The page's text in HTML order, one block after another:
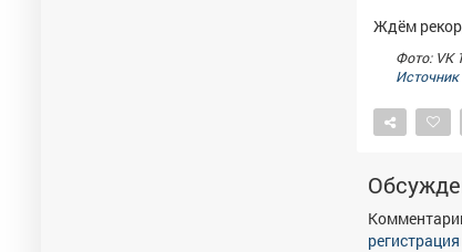
Ждём
Фото: VK
Источник
регистрация